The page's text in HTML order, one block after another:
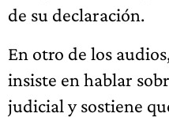
de su declaración.
En otro de los
insiste en hablar
judicial y sostiene